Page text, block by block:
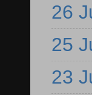
26
25
23